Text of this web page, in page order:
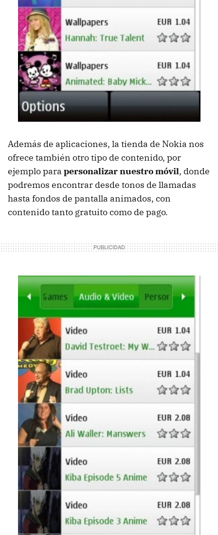
Además de aplicaciones, la tienda de Nokia nos
ofrece también otro tipo de contenido, por
ejemplo para personalizar nuestro móvil, donde
podremos encontrar desde tonos de llamadas
hasta fondos de pantalla animados, con
contenido tanto gratuito como de pago.